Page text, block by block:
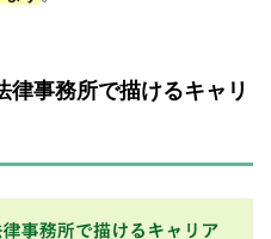
事務所で描けるキャリ